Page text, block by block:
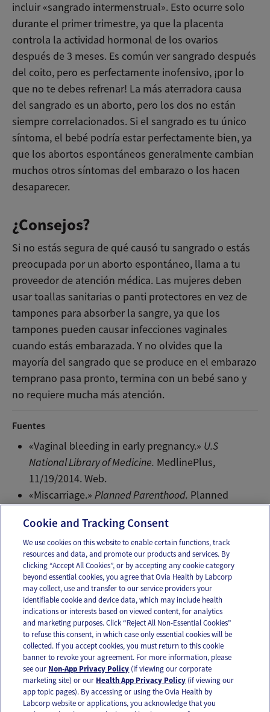
incluir «sangrado intermenstrual». Esto ocurre solo
durante el primer trimestre, ya que la placenta
controla la actividad hormonal de los ovarios
después de 3 meses. Es común ver sangrado después
del coito, pero es perfectamente inofensivo, ¡por lo
que no te debes refrenar! La más aterradora causa
del sangrado es un aborto, pero los dos no están
siempre correlacionados. Si el sangrado es tu único
síntoma, el bebé podría estar perfectamente bien, ya
que los abortos espontáneos generalmente cambian
muchos otros síntomas del embarazo o los hacen
desaparecer.
¿Consejos?
Si no estás segura de qué causó tu sangrado o estás
preocupada por un aborto espontáneo, llama a tu
proveedor de atención médica. Las mujeres deben
usar toallas sanitarias o panti protectores en vez de
tampones para absorber la sangre, ya que los
tampones pueden causar infecciones vaginales
cuando estás embarazada. Y no olvides que la
mayoría del sangrado que se produce en el embarazo
temprano pasa pronto, termina con un bebé sano y
no requiere mucha más atención.
Fuentes
«Vaginal bleeding in early pregnancy.» U.S
National Library of Medicine. MedlinePlus,
11/19/2014. Web.
«Miscarriage.»Planned Parenthood. Planned
Email Text
OUR APPS
FOLLOW US
Cookie and Tracking Consent
We use cookies on this website to enable certain functions, track
resources and data, and promote our products and services. By
clicking “Accept All Cookies”, or by accepting any cookie category
beyond essential cookies, you agree that Ovia Health by Labcorp
may collect, use and transfer to our service providers your
identifiable cookie and device data, which may include health
indications or interests based on viewed content, for analytics
and marketing purposes. Click “Reject All Non-Essential Cookies”
to refuse this consent, in which case only essential cookies will be
collected. If you accept cookies, you must return to this cookie
banner to revoke your agreement. For more information, please
see our Non-App Privacy Policy (if viewing our corporate
marketing site) or our Health App Privacy Policy (if viewing our
app topic pages). By accessing or using the Ovia Health by
Labcorp website or applications, you acknowledge that you